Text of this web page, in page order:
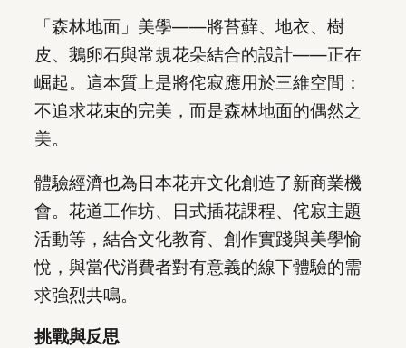
「森林地面」美學——將苔蘚、地衣、樹
皮、鵝卵石與常規花朵結合的設計——正在
崛起。這本質上是將侘寂應用於三維空間：
不追求花束的完美，而是森林地面的偶然之
美。
體驗經濟也為日本花卉文化創造了新商業機
會。花道工作坊、日式插花課程、侘寂主題
活動等，結合文化教育、創作實踐與美學愉
悅，與當代消費者對有意義的線下體驗的需
求強烈共鳴。
挑戰與反思